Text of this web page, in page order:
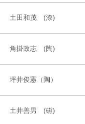
土田和茂 (漆)
角掛政志 (陶)
坪井俊憲（陶）
土井善男 (磁)